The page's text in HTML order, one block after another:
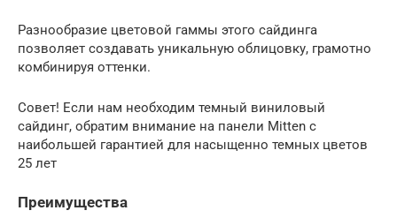
Разнообразие цветовой гаммы этого сайдинга
позволяет создавать уникальную облицовку, грамотно
комбинируя оттенки.
Совет! Если нам необходим темный виниловый
сайдинг, обратим внимание на панели Mitten с
наибольшей гарантией для насыщенно темных цветов
25 лет
Преимущества